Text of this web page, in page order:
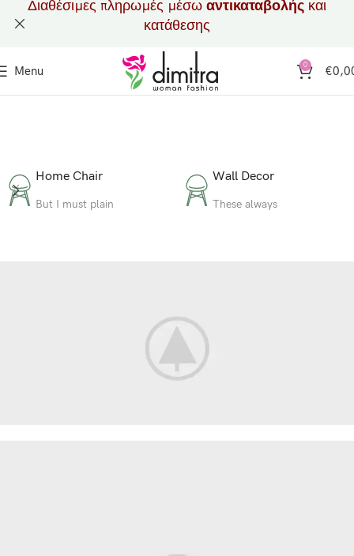
Menu 0 €
Home Chair
But I must plain
Wall Decor
These always
Διαθέσιμες πληρωμές μέσω αντικαταβολής και
κατάθεσης